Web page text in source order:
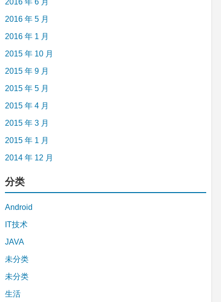
2016 年 5 月
2016 年 1 月
2015 年 10 月
2015 年 9 月
2015 年 5 月
2015 年 4 月
2015 年 3 月
2015 年 1 月
2014 年 12 月
分类
Android
IT技术
JAVA
未分类
未分类
生活